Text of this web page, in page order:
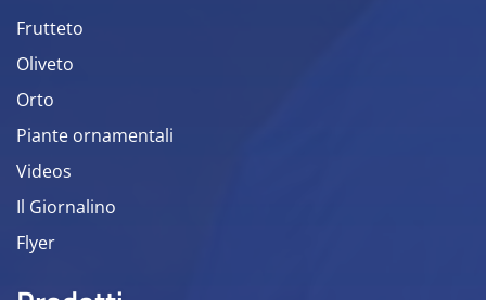
Frutteto
Oliveto
Orto
Piante ornamentali
Videos
Il Giornalino
Flyer